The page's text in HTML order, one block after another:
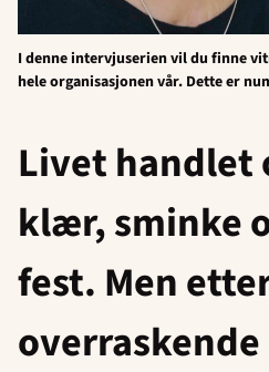
I denne intervjuserien vil du finne
hele organisasjonen vår. Dette er
Livet handlet
klær, sminke
fest. Men